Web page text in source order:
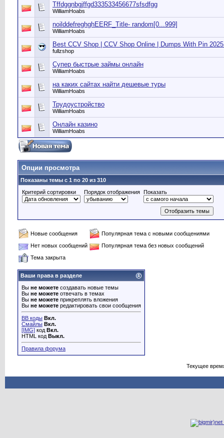
Tffdggnbgjffgd333533456677sfsdfgg
WilliamHoabs
noilddefreghghEERF_Title- random[0...999]
WilliamHoabs
Best CCV Shop | CCV Shop Online | Dumps With Pin
fullzshop
Супер быстрые займы онлайн
WilliamHoabs
на каких сайтах найти дешевые туры
WilliamHoabs
Трудоустройство
WilliamHoabs
Онлайн казино
WilliamHoabs
Опции просмотра
Показаны темы с 1 по 20 из 310
Критерий сортировки
Порядок отображения Показать
Новые сообщения
Популярная тема с новыми сообщениями
Нет новых сообщений
Популярная тема без новых сообщений
Тема закрыта
Ваши права в разделе
Вы не можете создавать новые темы
Вы не можете отвечать в темах
Вы не можете прикреплять вложения
Вы не можете редактировать свои сообщения
BB коды Вкл.
Смайлы Вкл.
[IMG] код Вкл.
HTML код Выкл.
Правила форума
Текущее